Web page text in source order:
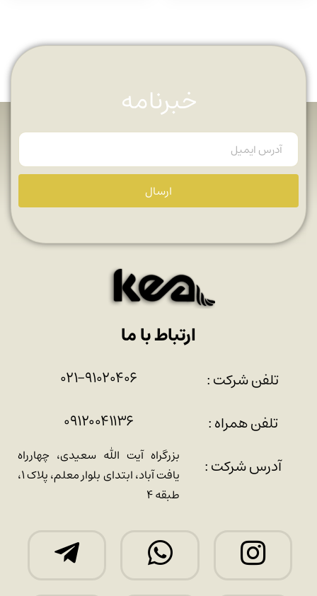
خبرنامه
ارسال
ارتباط با ما
تلفن شرکت :
۰۲۱-۹۱۰۲۰۴۰۶
تلفن همراه :
۰۹۱۲۰۰۴۱۱۳۶
آدرس شرکت :
بزرگراه آیت الله سعیدی، چهارراه
یافت آباد، ابتدای بلوار معلم، پلاک ۱،
طبقه ۴